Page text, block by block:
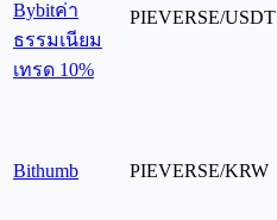
Bybitค่า
ธรรมเนียม
เทรด 10%
PIEVERSE/USDT
Bithumb PIEVERSE/KRW